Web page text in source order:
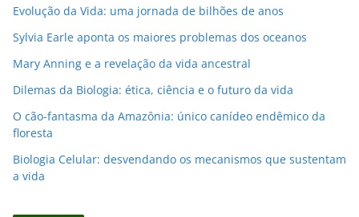
Evolução da Vida: uma jornada de bilhões de anos
Sylvia Earle aponta os maiores problemas dos oceanos
Mary Anning e a revelação da vida ancestral
Dilemas da Biologia: ética, ciência e o futuro da vida
O cão-fantasma da Amazônia: único canídeo endêmico da
floresta
Biologia Celular: desvendando os mecanismos que sustentam
a vida